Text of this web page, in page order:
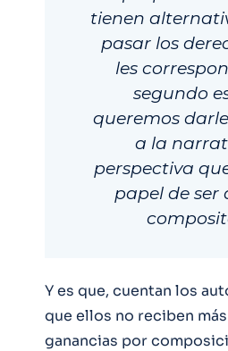
tienen
pasar los
les
segundo
queremos
a la
perspectiva
papel de ser
Y es que, cuentan los
que ellos no reciben
ganancias por